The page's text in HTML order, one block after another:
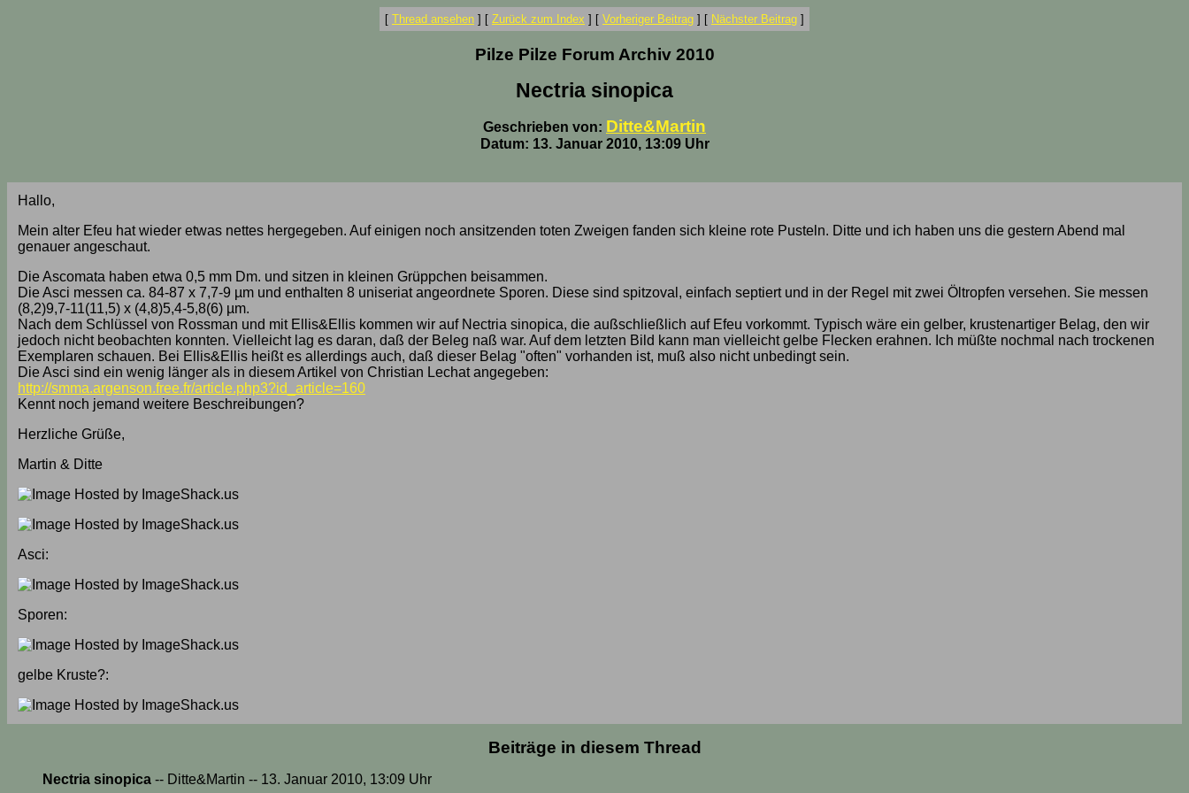
[ Thread ansehen ] [ Zurück zum Index ] [ Vorheriger Beitrag ] [ Nächster Beitrag ]
Pilze Pilze Forum Archiv 2010
Nectria sinopica
Geschrieben von: Ditte&Martin
Datum: 13. Januar 2010, 13:09 Uhr
Hallo,
Mein alter Efeu hat wieder etwas nettes hergegeben. Auf einigen noch ansitzenden toten Zweigen fanden sich kleine rote Pusteln. Ditte und ich haben uns die gestern Abend mal
genauer angeschaut.
Die Ascomata haben etwa 0,5 mm Dm. und sitzen in kleinen Grüppchen beisammen.
Die Asci messen ca. 84-87 x 7,7-9 µm und enthalten 8 uniseriat angeordnete Sporen. Diese sind spitzoval, einfach septiert und in der Regel mit zwei Öltropfen versehen. Sie messen
(8,2)9,7-11(11,5) x (4,8)5,4-5,8(6) µm.
Nach dem Schlüssel von Rossman und mit Ellis&Ellis kommen wir auf Nectria sinopica, die außschließlich auf Efeu vorkommt. Typisch wäre ein gelber, krustenartiger Belag, den wir
jedoch nicht beobachten konnten. Vielleicht lag es daran, daß der Beleg naß war. Auf dem letzten Bild kann man vielleicht gelbe Flecken erahnen. Ich müßte nochmal nach trockenen
Exemplaren schauen. Bei Ellis&Ellis heißt es allerdings auch, daß dieser Belag "often" vorhanden ist, muß also nicht unbedingt sein.
Die Asci sind ein wenig länger als in diesem Artikel von Christian Lechat angegeben:
http://smma.argenson.free.fr/article.php3?id_article=160
Kennt noch jemand weitere Beschreibungen?
Herzliche Grüße,
Martin & Ditte
Asci:
Sporen:
gelbe Kruste?:
Beiträge in diesem Thread
Nectria sinopica -- Ditte&Martin -- 13. Januar 2010, 13:09 Uhr